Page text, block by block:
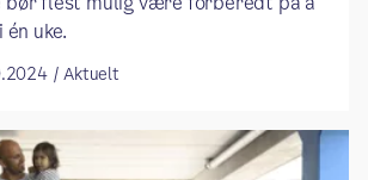
uke.
/ Aktuelt